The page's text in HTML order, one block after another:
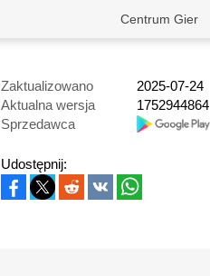
Centrum Gier
Zaktualizowano
2025-07-24
Aktualna wersja
1752944864
Sprzedawca
Udostępnij: